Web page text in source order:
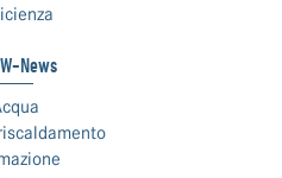
News